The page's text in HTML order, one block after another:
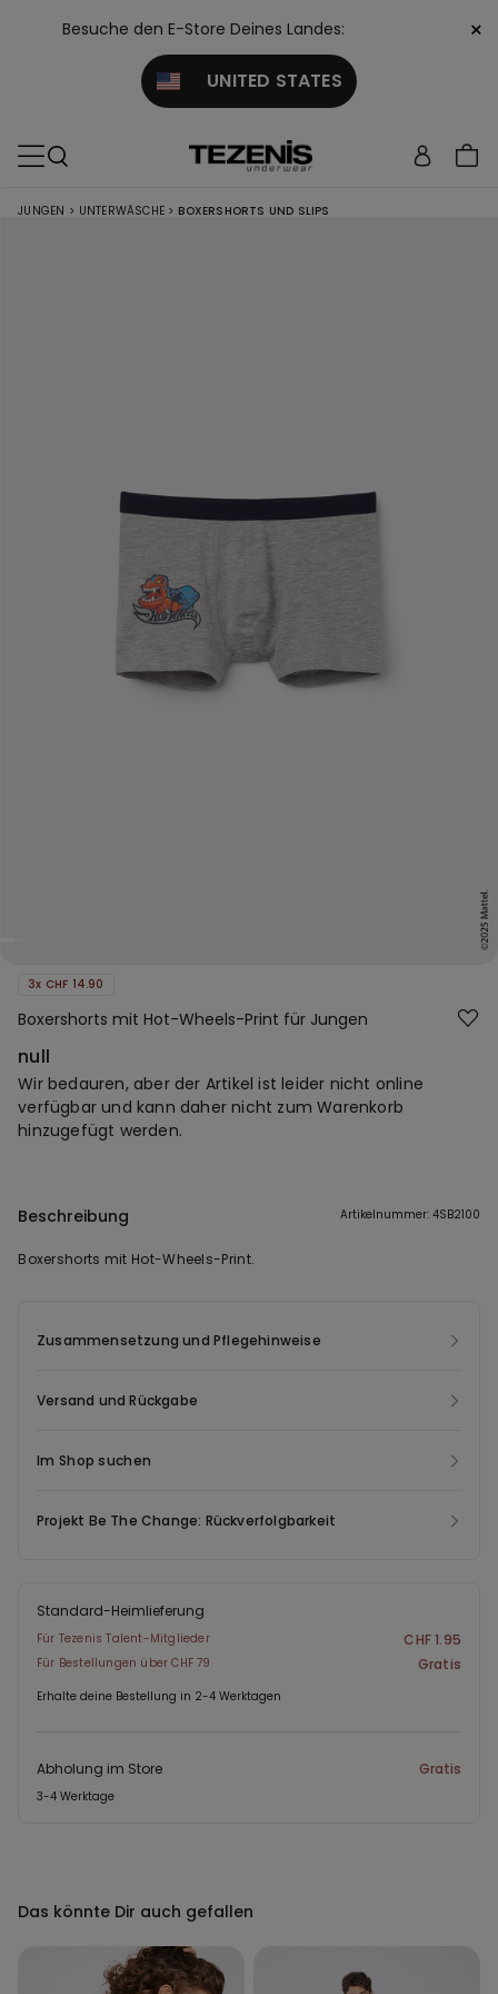
Besuche den E-Store Deines Landes:
UNITED STATES
×
JUNGEN > UNTERWÄSCHE > BOXERSHORTS UND SLIPS
3x CHF 14.90
Boxershorts mit Hot-Wheels-Print für Jungen
null
Wir bedauren, aber der Artikel ist leider nicht online
verfügbar und kann daher nicht zum Warenkorb
hinzugefügt werden.
Beschreibung Artikelnummer: 4SB2100
Boxershorts mit Hot-Wheels-Print.
Zusammensetzung und Pflegehinweise
Versand und Rückgabe
Im Shop suchen
Projekt Be The Change: Rückverfolgbarkeit
Standard-Heimlieferung
Für Tezenis Talent-Mitglieder CHF 1.95
Für Bestellungen über CHF 79 Gratis
Erhalte deine Bestellung in 2-4 Werktagen
Abholung im Store Gratis
3-4 Werktage
Das könnte Dir auch gefallen